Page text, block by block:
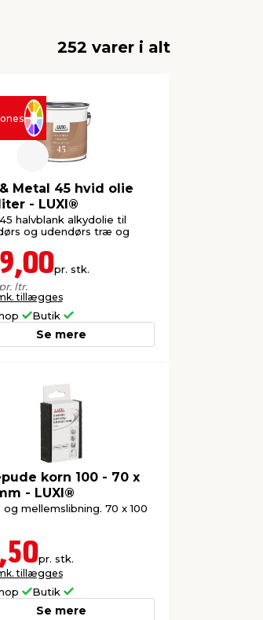
252 varer i alt
Metal 45 hvid olie
- LUXI®
halvblank alkydolie til
og udendørs træ og
pr. stk.
ltr.
tillægges
Butik
Se mere
korn 100 - 70 x
- LUXI®
og mellemslibning. 70 x 100
pr. stk.
tillægges
Butik
Se mere